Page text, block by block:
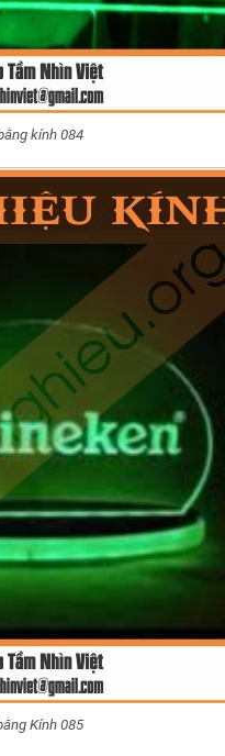
kính 084
Kính 085